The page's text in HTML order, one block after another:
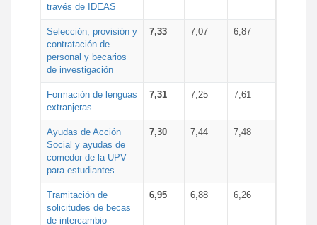
través de IDEAS
Selección, provisión y
contratación de
personal y becarios
de investigación
7,33 7,07 6,87
Formación de lenguas
extranjeras
7,31 7,25 7,61
Ayudas de Acción
Social y ayudas de
comedor de la UPV
para estudiantes
7,30 7,44 7,48
Tramitación de
solicitudes de becas
de intercambio
6,95 6,88 6,26